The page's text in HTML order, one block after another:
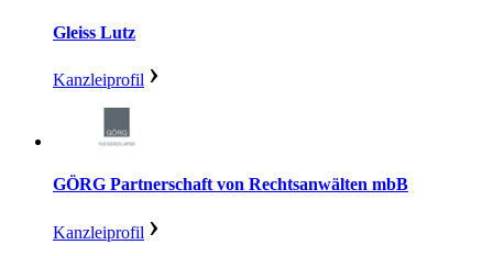
Gleiss Lutz
Kanzleiprofil
GÖRG Partnerschaft von Rechtsanwälten mbB
Kanzleiprofil